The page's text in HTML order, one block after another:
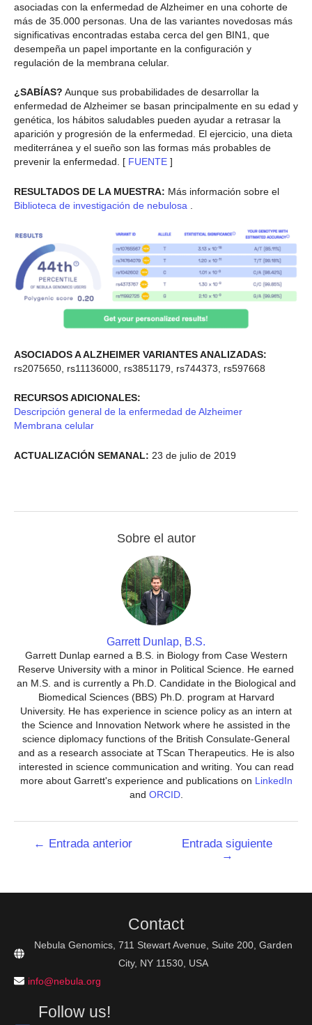
asociadas con la enfermedad de Alzheimer en una cohorte de
más de 35.000 personas. Una de las variantes novedosas más
significativas encontradas estaba cerca del gen BIN1, que
desempeña un papel importante en la configuración y
regulación de la membrana celular.
¿SABÍAS? Aunque sus probabilidades de desarrollar la
enfermedad de Alzheimer se basan principalmente en su edad y
genética, los hábitos saludables pueden ayudar a retrasar la
aparición y progresión de la enfermedad. El ejercicio, una dieta
mediterránea y el sueño son las formas más probables de
prevenir la enfermedad. [ FUENTE ]
RESULTADOS DE LA MUESTRA: Más información sobre el
Biblioteca de investigación de nebulosa
ASOCIADOS A ALZHEIMER VARIANTES ANALIZADAS:
rs2075650, rs11136000, rs3851179, rs744373, rs597668
RECURSOS ADICIONALES:
Descripción general de la enfermedad de Alzheimer
Membrana celular
ACTUALIZACIÓN SEMANAL: 23 de julio de 2019
Sobre el autor
Garrett Dunlap, B.S.
Garrett Dunlap earned a B.S. in Biology from Case Western
Reserve University with a minor in Political Science. He earned
an M.S. and is currently a Ph.D. Candidate in the Biological and
Biomedical Sciences (BBS) Ph.D. program at Harvard
University. He has experience in science policy as an intern at
the Science and Innovation Network where he assisted in the
science diplomacy functions of the British Consulate-General
and as a research associate at TScan Therapeutics. He is also
interested in science communication and writing. You can read
more about Garrett's experience and publications on LinkedIn
and ORCID.
Navegación
← Entrada anterior
Entrada siguiente
→
Contact
Nebula Genomics, 711 Stewart Avenue, Suite 200, Garden
City, NY 11530, USA
info@nebula.org
Follow us!